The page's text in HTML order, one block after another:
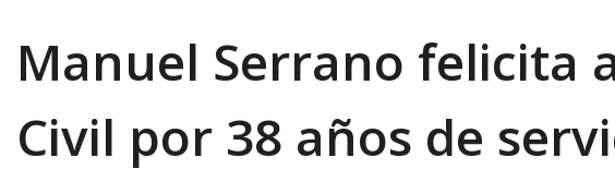
Manuel Serrano felicita
Civil por 38 años de